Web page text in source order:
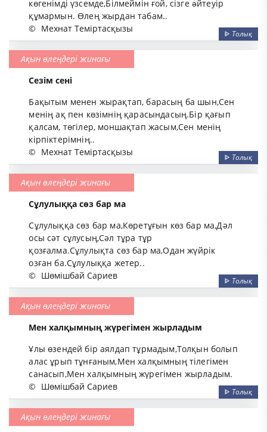
көгенімді үзсемде,Білмеймін ғой, сізге əйтеуір
құмармын. Өлең жырдан табам..
© Мехнат Теміртасқызы ᐈ Толық
Ақын өлеңдері жинағы
Сезім сені
Бақытым менен жырақтап, барасың ба шын,Сен
менің ақ пен көзімнің қарасындасың.Бір қағып
қалсам, төгілер, моншақтап жасым,Сен менің
кірпіктерімнің..
© Мехнат Теміртасқызы ᐈ Толық
Ақын өлеңдері жинағы
Сұлулыққа сөз бар ма
Сұлулыққа сөз бар ма,Көретұғын көз бар ма,Дәл
осы сәт сұлусың,Сәл тұра тұр
қозғалма.Сұлулықта сөз бар ма,Одан жүйрік
озған ба.Сұлулыққа жетер..
© Шөмішбай Сариев ᐈ Толық
Ақын өлеңдері жинағы
Мен халқымның жүрегімен жырладым
Ұлы өзендей бір аялдап тұрмадым,Толқын болып
алас ұрып тұнғаным,Мен халқымның тілегімен
санасып,Мен халқымның жүрегімен жырладым.
© Шөмішбай Сариев ᐈ Толық
Ақын өлеңдері жинағы